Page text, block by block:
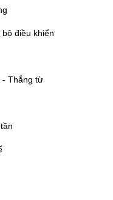
điều khiển
- Thắng từ